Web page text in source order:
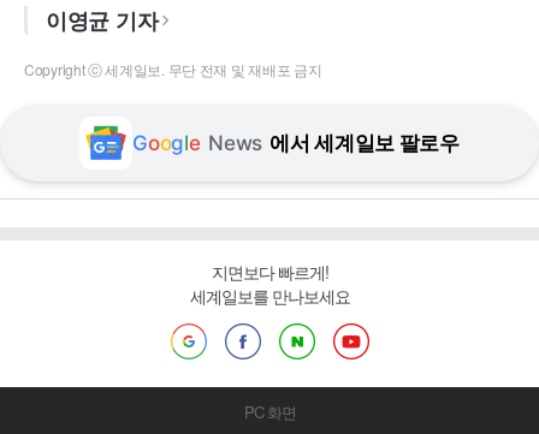
이영균 기자
Copyright ⓒ 세계일보. 무단 전재 및 재배포 금지
Google News 에서 세계일보 팔로우
지면보다 빠르게!
세계일보를 만나보세요
PC 화면